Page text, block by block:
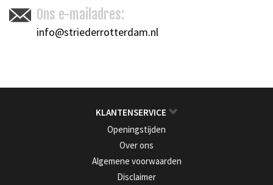
Ons e-mailadres:
info@striederrotterdam.nl
KLANTENSERVICE
Openingstijden
Over ons
Algemene voorwaarden
Disclaimer